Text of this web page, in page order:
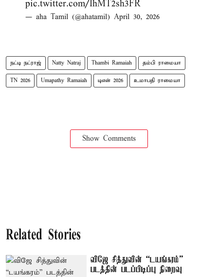
pic.twitter.com/IhMT2sh3FR
— aha Tamil (@ahatamil) April 30, 2026
நட்டி நட்ராஜ் Natty Natraj Thambi Ramaiah தம்பி ராமையா
TN 2026 Umapathy Ramaiah டிஎன் 2026 உமாபதி ராமையா
Show Comments
Related Stories
விஜே சித்துவின் “டயங்கரம்”
படத்தின் படப்பிடிப்பு நிறைவு